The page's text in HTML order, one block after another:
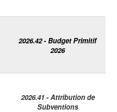
2026.42 - Budget Primitif
2026
2026.41 - Attribution de
Subventions